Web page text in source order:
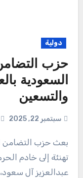
دولية
حزب
السعودية
والتسعين
سبتمبر 22, 2025
بعث حزب التضامن الوطني في الجمهورية اليمنية، برقية
تهنئة إلى خادم
عبدالعزيز آل